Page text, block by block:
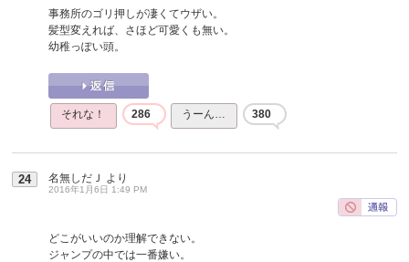
事務所のゴリ押しが凄くてウザい。
髪型変えれば、さほど可愛くも無い。
幼稚っぽい頭。
それな！ 286 うーん… 380
24 名無しだＪ より
2016年1月6日 1:49 PM
どこがいいのか理解できない。
ジャンプの中では一番嫌い。